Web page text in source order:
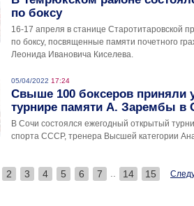
по боксу
16-17 апреля в станице Старотитаровской
по боксу, посвященные памяти почетного
Леонида Ивановича Киселева.
05/04/2022 17:24
Свыше 100 боксеров приняли
турнире памяти А. Зарембы в
В Сочи состоялся ежегодный открытый
спорта СССР, тренера Высшей категории
2 3 4 5 6 7 14 15